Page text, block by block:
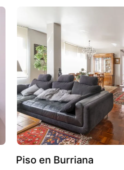
Piso en Burriana